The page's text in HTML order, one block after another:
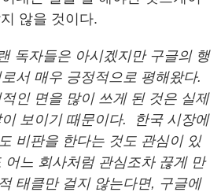
않을 것이다.
독자들은 아시겠지만 구글의 행
서 매우 긍정적으로 평해왔다.
인 면을 많이 쓰게 된 것은 실제
이 보이기 때문이다. 한국 시장에
비판을 한다는 것도 관심이 있
어느 회사처럼 관심조차 끊게 만
태클만 걸지 않는다면, 구글에